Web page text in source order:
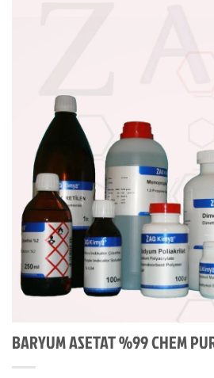
BARYUM ASETAT %99 CHEM